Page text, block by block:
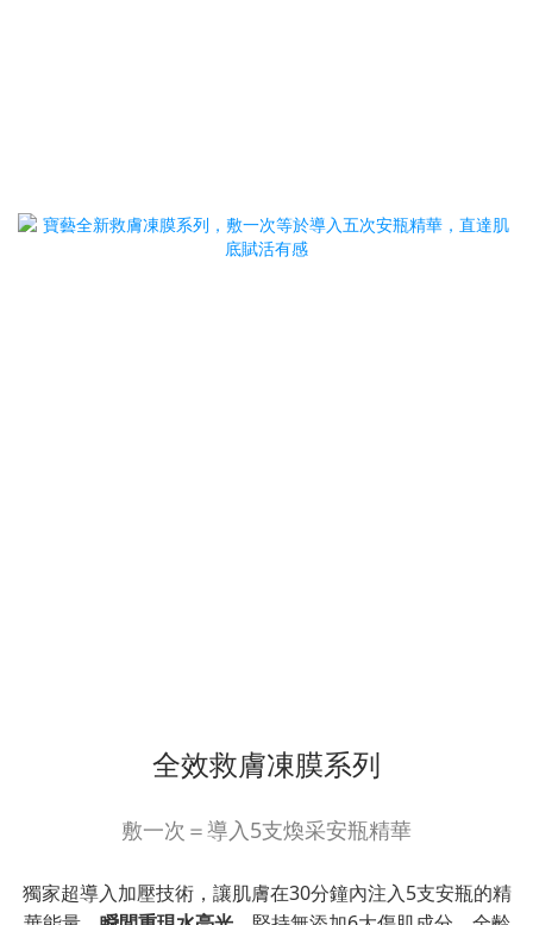
全效救膚凍膜系列
敷一次＝導入5支煥采安瓶精華
獨家超導入加壓技術，讓肌膚在30分鐘內注入5支安瓶的精